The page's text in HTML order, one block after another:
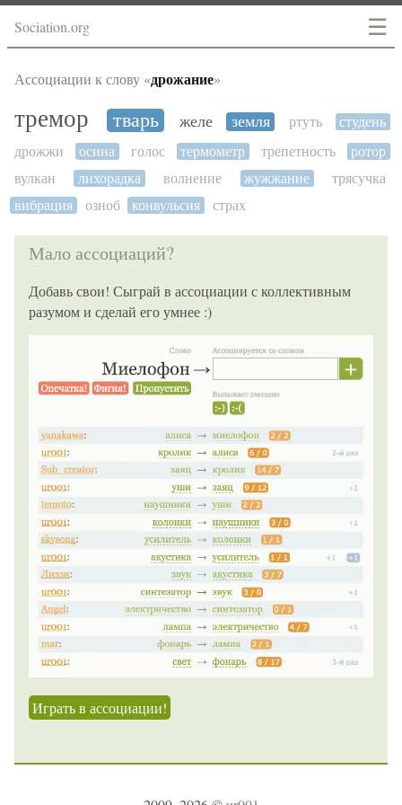
☰
Sociation.org
Ассоциации к слову «дрожание»
тремор тварь желе земля ртуть
студень
дрожжи
осина голос термометр трепетность
ротор
вулкан
лихорадка волнение жужжание
трясучка
вибрация
озноб конвульсия страх
Мало ассоциаций?
Добавь свои! Сыграй в ассоциации с коллективным
разумом и сделай его умнее :)
Играть в ассоциации!